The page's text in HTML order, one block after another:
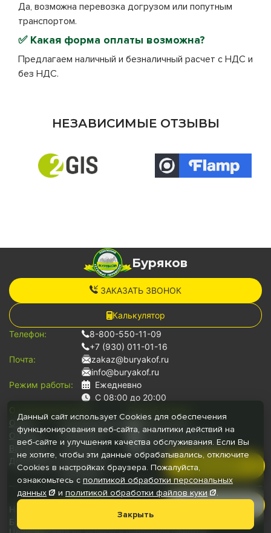
Да, возможна перевозка догрузом или попутным
транспортом.
✅ Какая форма оплаты возможна?
Предлагаем наличный и безналичный расчет с НДС и
без НДС.
НЕЗАВИСИМЫЕ ОТЗЫВЫ
Буряков
ЗАКАЗАТЬ ЗВОНОК
Калькулятор
Телефон:
8-800-550-11-09
+7 (930) 011-01-16
Почта:
zakaz@buryakof.ru
info@buryakof.ru
Режим работы:
Ежедневно
С 08:00 до 20:00
О компании:
О нас
Отзывы
Вакансии
Документы
Грузоперевозки
Переезды
Грузчики
Для юр.лиц
Автопарк
Наличными
Банковской картой
Безналичный расчет
Буряков © 2026
Наши медиа:
Данный сайт использует Cookies для обеспечения
функционирования веб-сайта, аналитики действий на
веб-сайте и улучшения качества обслуживания. Если Вы
не хотите, чтобы эти данные обрабатывались, отключите
Cookies в настройках браузера. Пожалуйста,
ознакомьтесь с политикой обработки персональных
данных
и политикой обработки файловкуки .
Закрыть